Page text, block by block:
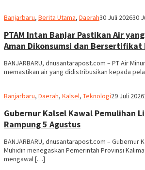
Banjarbaru, Berita Utama, DaerahRedaksi
30 Juli 202630
PTAM Intan Banjar Pastikan Air
Aman Dikonsumsi dan Bersertifikat
BANJARBARU, dnusantarapost.com – PT Air
memastikan air yang didistribusikan kepada
Banjarbaru, Daerah, Kalsel, TeknologiRedaksi
29 Juli 2026
Gubernur Kalsel Kawal Pemulihan
Rampung 5 Agustus
BANJARBARU, dnusantarapost.com – Gubernur
Muhidin menegaskan Pemerintah Provinsi
mengawal […]